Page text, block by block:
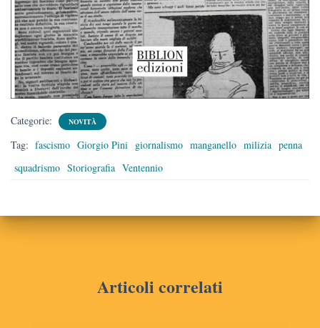
Categorie: NOVITÀ
Tag: fascismo Giorgio Pini giornalismo manganello milizia penna
squadrismo Storiografia Ventennio
Articoli correlati